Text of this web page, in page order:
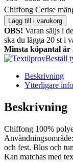
Chiffong Cerise
Lägg till i varukorg
OBS! Varan säljs i
ska du lägga 20 st i
Minsta köpantal är
Beställ
Beskrivning
Ytterligare
Beskrivning
Chiffong 100%
och fest. Blus och
Kan matchas med